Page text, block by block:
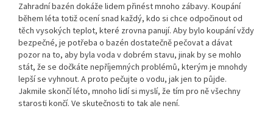
Zahradní bazén dokáže lidem přinést mnoho zábavy. Koupání
během léta totiž ocení snad každý, kdo si chce odpočinout od
těch vysokých teplot, které zrovna panují. Aby bylo koupání vždy
bezpečné, je potřeba o bazén dostatečně pečovat a dávat
pozor na to, aby byla voda v dobrém stavu, jinak by se mohlo
stát, že se dočkáte nepříjemných problémů, kterým je mnohdy
lepší se vyhnout. A proto pečujte o vodu, jak jen to půjde.
Jakmile skončí léto, mnoho lidí si myslí, že tím pro ně všechny
starosti končí. Ve skutečnosti to tak ale není.